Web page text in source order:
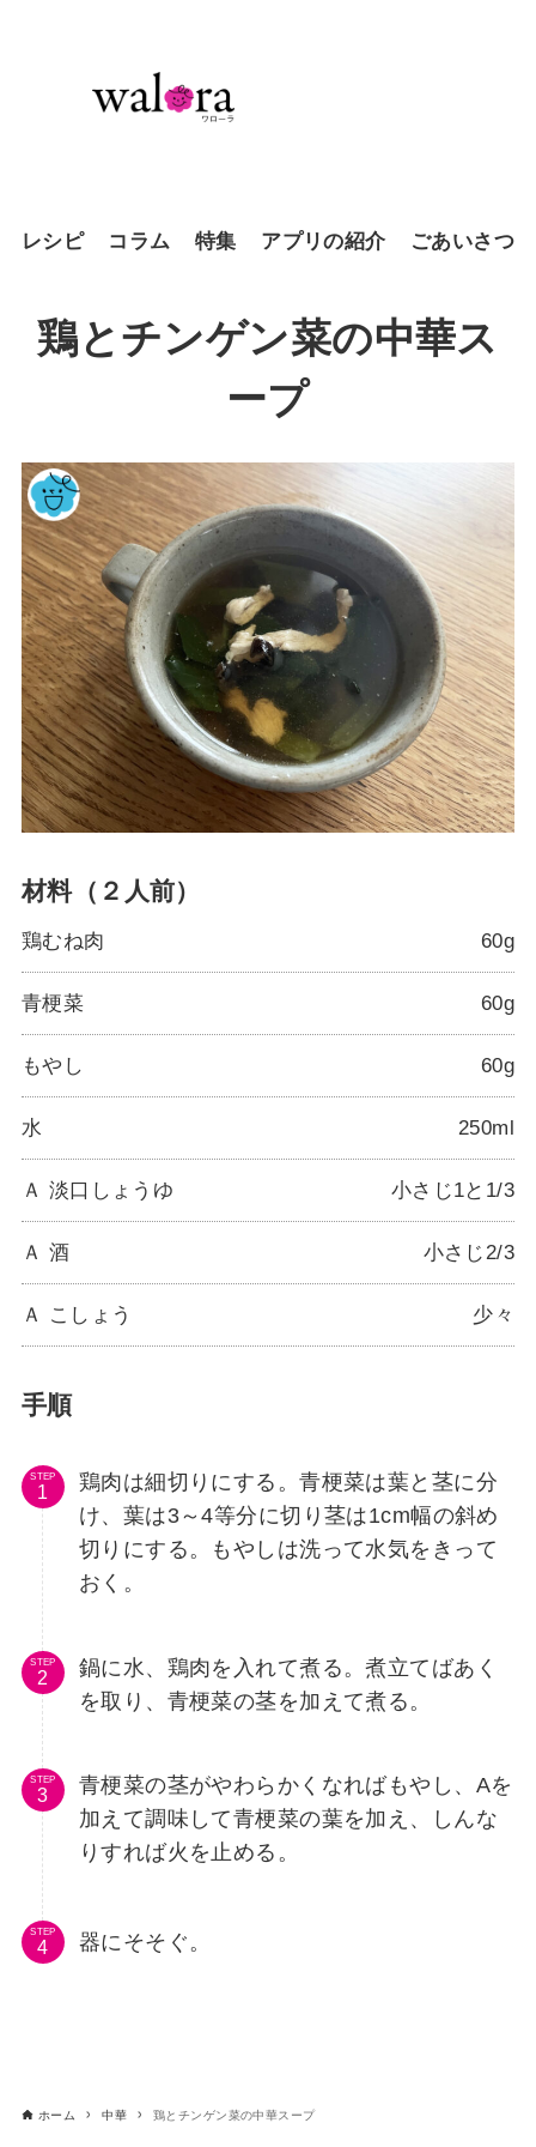
レシピ コラム 特集 アプリの紹介 ごあいさつ
鶏とチンゲン菜の中華ス
ープ
材料（２人前）
鶏むね肉 60g
青梗菜 60g
もやし 60g
水 250ml
Ａ 淡口しょうゆ 小さじ1と1/3
Ａ 酒 小さじ2/3
Ａ こしょう 少々
手順
STEP
鶏肉は細切りにする。青梗菜は葉と茎に分
け、葉は3～4等分に切り茎は1cm幅の斜め
切りにする。もやしは洗って水気をきって
おく。
STEP
鍋に水、鶏肉を入れて煮る。煮立てばあく
を取り、青梗菜の茎を加えて煮る。
STEP
青梗菜の茎がやわらかくなればもやし、Aを
加えて調味して青梗菜の葉を加え、しんな
りすれば火を止める。
STEP 器にそそぐ。
ホーム 中華 鶏とチンゲン菜の中華スープ